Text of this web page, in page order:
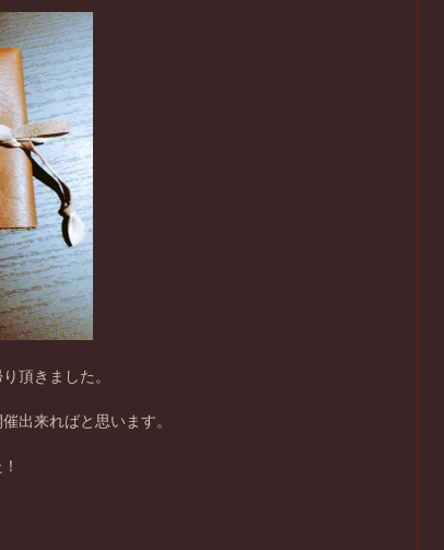
頂きました。
出来ればと思います。